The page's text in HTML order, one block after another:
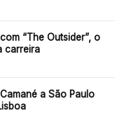
“The Outsider”, o
carreira
a São Paulo